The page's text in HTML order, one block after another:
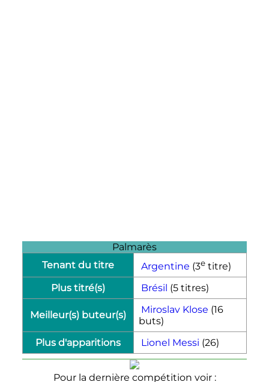
Palmarès
Tenant du titre
Argentine (3e titre)
Plus titré(s)
Brésil (5 titres)
Meilleur(s) buteur(s) Miroslav Klose (16
buts)
Plus d'apparitions
Lionel Messi (26)
Pour la dernière compétition voir :